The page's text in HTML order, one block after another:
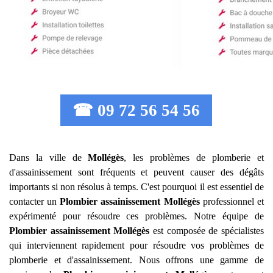
☎ 09 72 56 54 56
Dans la ville deMollégès, les problèmes de plomberie et
d'assainissement sont fréquents et peuvent causer des dégâts
importants si non résolus à temps. C'est pourquoi il est essentiel de
contacter unPlombier assainissement Mollégèsprofessionnel et
expérimenté pour résoudre ces problèmes. Notre équipe de
Plombier assainissement Mollégès est composée de spécialistes
qui interviennent rapidement pour résoudre vos problèmes de
plomberie et d'assainissement. Nous offrons une gamme de